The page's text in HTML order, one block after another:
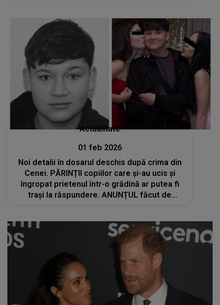
Actualitate
01 feb 2026
Noi detalii în dosarul deschis după crima din
Cenei. PĂRINȚII copiilor care și-au ucis și
îngropat prietenul într-o grădină ar putea fi
trași la răspundere. ANUNȚUL făcut de